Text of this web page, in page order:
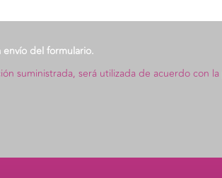
del formulario.
suministrada, será utilizada de acuerdo con la